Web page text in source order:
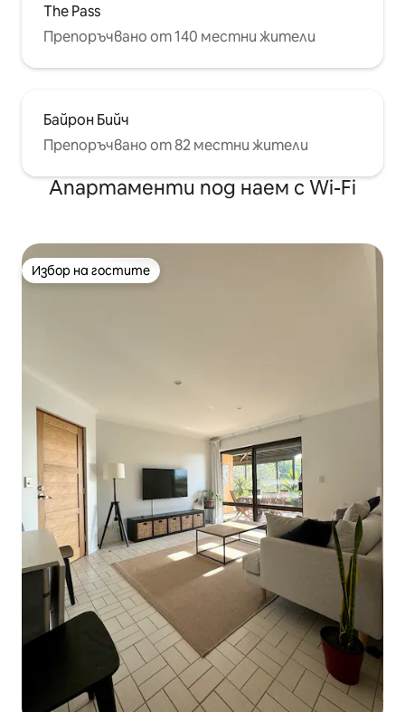
The Pass
Препоръчвано от 140 местни жители
Байрон Бийч
Препоръчвано от 82 местни жители
Апартаменти под наем с Wi-Fi
Избор на гостите
Избор на гостите